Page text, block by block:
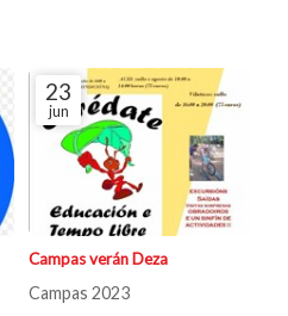
23
jun
Campas verán Deza
Campas 2023